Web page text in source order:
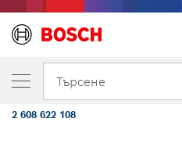
Търсене
Конусовидна четка от
ВАШИЯТ ИЗБРАН ВАРИАНТ
Чашковидна
средни
2 608 622 108